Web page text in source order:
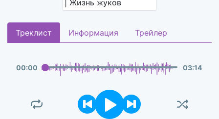
Треклист Информация Трейлер
00:00 03:14